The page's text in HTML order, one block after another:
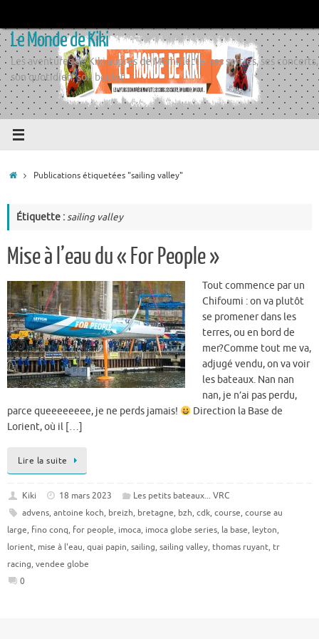
contenu
Le Monde de Kiki
Les aventures de Kiki auprès de Momiflette, ses sorties, ses concerts,
son quotidien, son boulot
AccueilPublications étiquetées "sailing valley"
Étiquette :sailing valley
Mise à l’eau du « For People »
Tout commence par un
Chifoumi : on va plutôt
se promener dans les
terres, ou en bord de
mer?Comme tout me va,
adjugé vendu, on va voir
les bateaux. Nan nan
nan, je n’ai pas perdu,
parce queeeeeeee, je ne perds jamais!
Direction la Base de
Lorient, où il […]
Lire la suite
Kiki 18 mars 2023
Les petits bateaux... VRC
advens, antoine koch, breizh, bretagne, bzh, cdk, course, course au
large, fino conq, for people, imoca, imoca globe series, la base, leyton,
lorient, mise à l'eau, quai papin, sailing, sailing valley, thomas ruyant, tr
racing, vendee globe
0